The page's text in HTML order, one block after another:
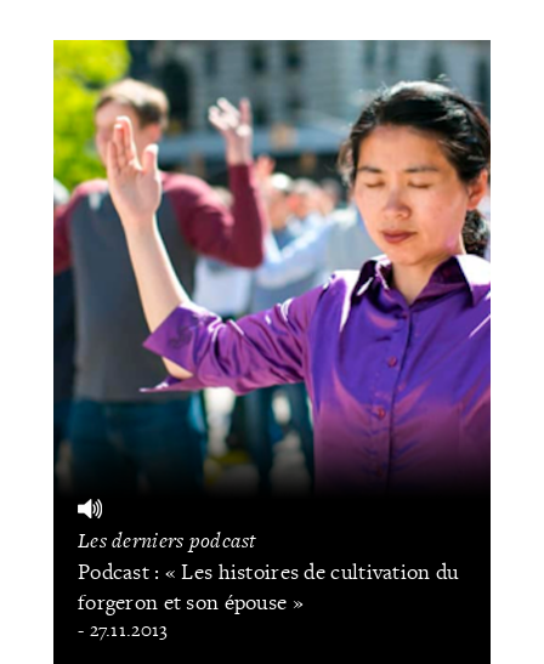
Les derniers podcast
Podcast : « Les histoires de cultivation du
forgeron et son épouse »
- 27.11.2013